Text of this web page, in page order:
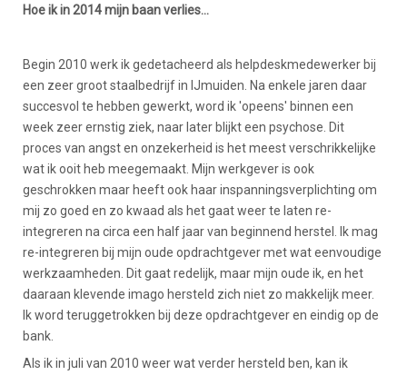
Hoe ik in 2014 mijn baan verlies...
Begin 2010 werk ik gedetacheerd als helpdeskmedewerker bij
een zeer groot staalbedrijf in IJmuiden. Na enkele jaren daar
succesvol te hebben gewerkt, word ik 'opeens' binnen een
week zeer ernstig ziek, naar later blijkt een psychose. Dit
proces van angst en onzekerheid is het meest verschrikkelijke
wat ik ooit heb meegemaakt. Mijn werkgever is ook
geschrokken maar heeft ook haar inspanningsverplichting om
mij zo goed en zo kwaad als het gaat weer te laten re-
integreren na circa een half jaar van beginnend herstel. Ik mag
re-integreren bij mijn oude opdrachtgever met wat eenvoudige
werkzaamheden. Dit gaat redelijk, maar mijn oude ik, en het
daaraan klevende imago hersteld zich niet zo makkelijk meer.
Ik word teruggetrokken bij deze opdrachtgever en eindig op de
bank.
Als ik in juli van 2010 weer wat verder hersteld ben, kan ik